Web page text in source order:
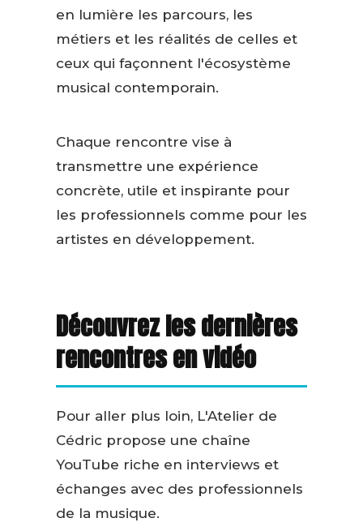
en lumière les parcours, les
métiers et les réalités de celles et
ceux qui façonnent l'écosystème
musical contemporain.
Chaque rencontre vise à
transmettre une expérience
concrète, utile et inspirante pour
les professionnels comme pour les
artistes en développement.
Découvrez les dernières
rencontres en vidéo
Pour aller plus loin, L'Atelier de
Cédric propose une chaîne
YouTube riche en interviews et
échanges avec des professionnels
de la musique.